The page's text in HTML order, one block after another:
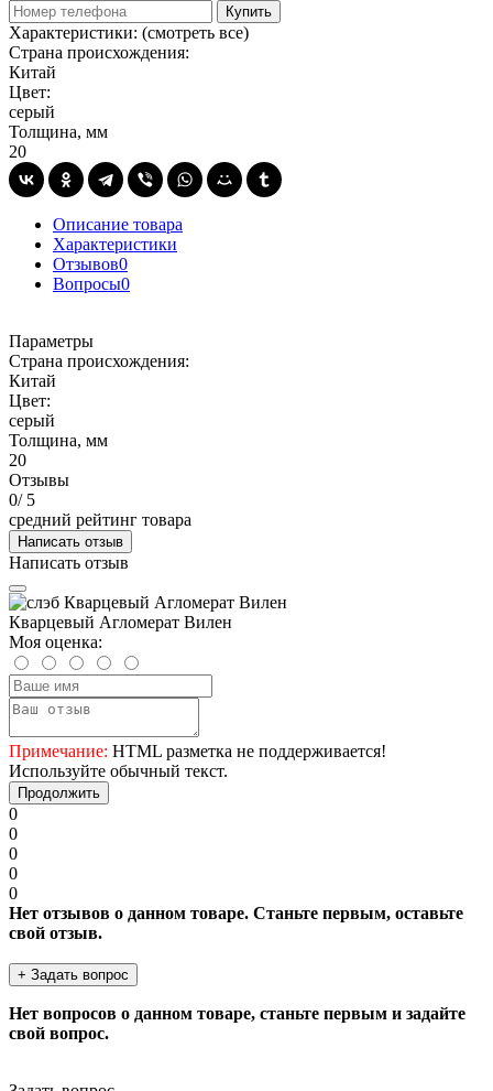
Купить
Характеристики: (смотреть все)
Страна происхождения:
Китай
Цвет:
серый
Толщина, мм
20
Описание товара
Характеристики
Отзывов0
Вопросы0
Параметры
Страна происхождения:
Китай
Цвет:
серый
Толщина, мм
20
Отзывы
0/ 5
средний рейтинг товара
Написать отзыв
Написать отзыв
Кварцевый Агломерат Вилен
Моя оценка:
Примечание: HTML разметка не поддерживается!
Используйте обычный текст.
Продолжить
0
0
0
0
0
Нет отзывов о данном товаре. Станьте первым, оставьте
свой отзыв.
+ Задать вопрос
Нет вопросов о данном товаре, станьте первым и задайте
свой вопрос.